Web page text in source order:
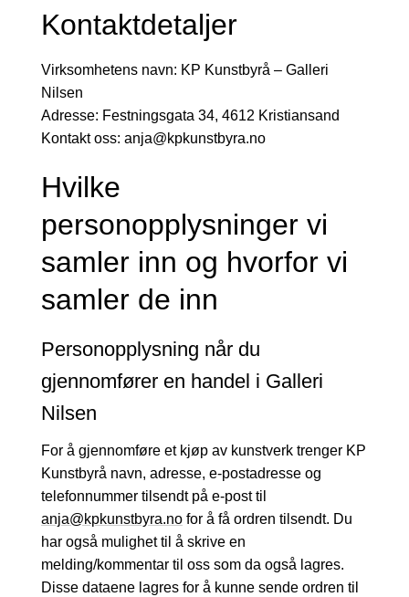
Kontaktdetaljer
Virksomhetens navn: KP Kunstbyrå – Galleri
Nilsen
Adresse: Festningsgata 34, 4612 Kristiansand
Kontakt oss: anja@kpkunstbyra.no
Hvilke
personopplysninger vi
samler inn og hvorfor vi
samler de inn
Personopplysning når du
gjennomfører en handel i Galleri
Nilsen
For å gjennomføre et kjøp av kunstverk trenger KP
Kunstbyrå navn, adresse, e-postadresse og
telefonnummer tilsendt på e-post til
anja@kpkunstbyra.no for å få ordren tilsendt. Du
har også mulighet til å skrive en
melding/kommentar til oss som da også lagres.
Disse dataene lagres for å kunne sende ordren til